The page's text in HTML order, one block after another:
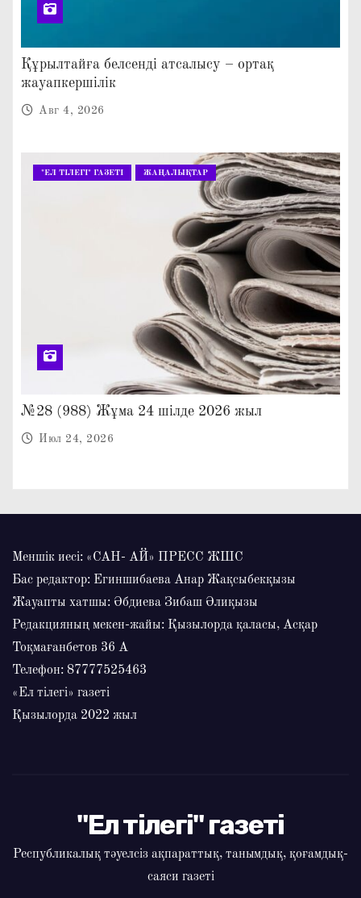
Құрылтайға белсенді атсалысу – ортақ
жауапкершілік
Авг 4, 2026
"ЕЛ ТІЛЕГІ" ГАЗЕТІ ЖАҢАЛЫҚТАР
№28 (988) Жұма 24 шілде 2026 жыл
Июл 24, 2026
Меншік иесі: «САН- АЙ» ПРЕСС ЖШС
Бас редактор: Егиншибаева Анар Жақсыбекқызы
Жауапты хатшы: Әбдиева Зибаш Әлиқызы
Редакцияның мекен-жайы: Қызылорда қаласы, Асқар
Тоқмағанбетов 36 А
Телефон: 87777525463
«Ел тілегі» газеті
Қызылорда 2022 жыл
"Ел тілегі" газеті
Республикалық тәуелсіз ақпараттық, танымдық, қоғамдық-
саяси газеті